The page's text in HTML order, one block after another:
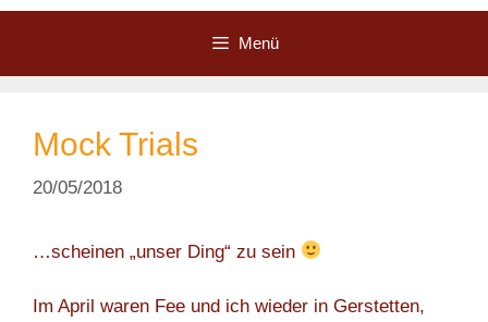
Zum
Menü
Mock Trials
20/05/2018
…scheinen „unser Ding“ zu sein
Im April waren Fee und ich wieder in Gerstetten,